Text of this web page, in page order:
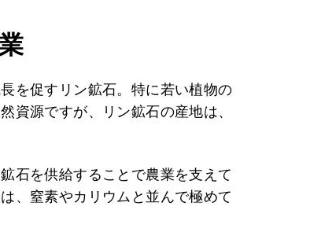
を促すリン鉱石。特に若い植物の
資源ですが、リン鉱石の産地は、
石を供給することで農業を支えて
、窒素やカリウムと並んで極めて